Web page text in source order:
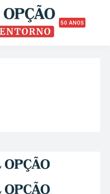
50 ANOS